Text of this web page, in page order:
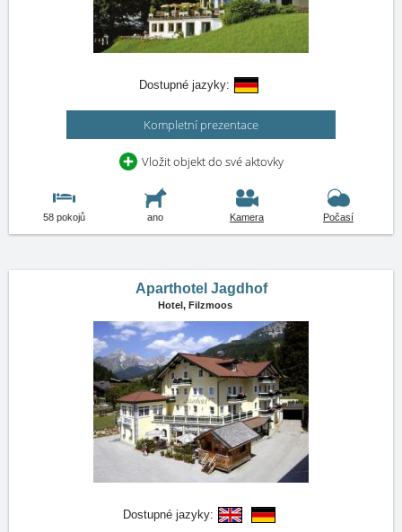
Dostupné jazyky:
Kompletní prezentace
Vložit objekt do své aktovky
58 pokojů ano Kamera Počasí
Aparthotel Jagdhof
Hotel, Filzmoos
Dostupné jazyky: